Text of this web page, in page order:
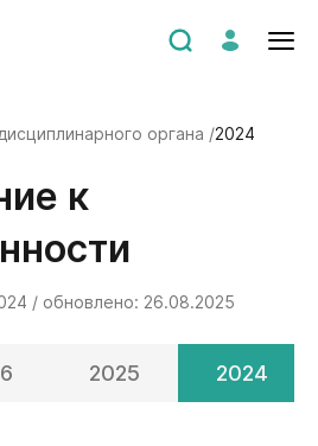
органа /2024
/ обновлено: 26.08.2025
2025 2024